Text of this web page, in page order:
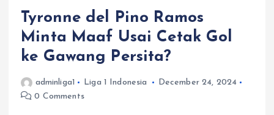
Tyronne del Pino Ramos
Minta Maaf Usai Cetak Gol
ke Gawang Persita?
adminliga1 Liga 1 Indonesia
December 24, 2024
0 Comments